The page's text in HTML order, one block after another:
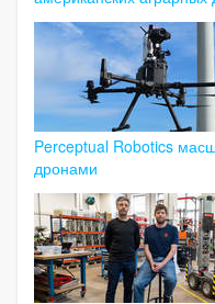
Perceptual Robotics
дронами